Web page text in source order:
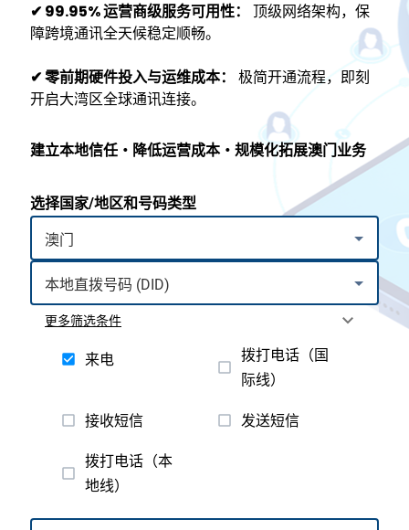
✔ 99.95% 运营商级服务可用性：
顶级网络架构，保
障跨境通讯全天候稳定顺畅。
✔ 零前期硬件投入与运维成本：
极简开通流程，即刻
开启大湾区全球通讯连接。
建立本地信任・降低运营成本・规模化拓展澳门业务
选择国家/地区和号码类型
更多筛选条件
来电
拨打电话（国
际线）
接收短信 发送短信
拨打电话（本
地线）